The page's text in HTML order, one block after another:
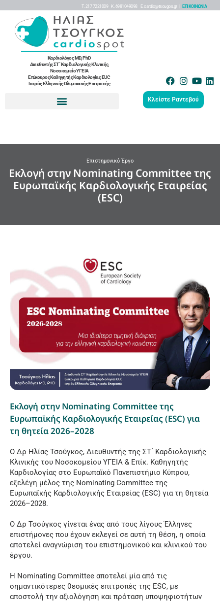
Τ. 217 7221009 K. 6981049098 Ε. cardio@tsougos.gr | ΕΠΙΚΟΙΝΩΝΙΑ
Καρδιολόγος MD, PhD
Διευθυντής ΣΤ΄ Καρδιολογικής Κλινικής,
Νοσοκομείο ΥΓΕΙΑ
Επίκουρος Καθηγητής Καρδιολογίας EUC
Ιατρός Ελληνικής Ολυμπιακής Επιτροπής
Κλείστε Ραντεβού
Επιστημονικό Έργο
Εκλογή στην Nominating Committee της
Ευρωπαϊκής Καρδιολογικής Εταιρείας
(ESC)
Εκλογή στην Nominating Committee της
Ευρωπαϊκής Καρδιολογικής Εταιρείας (ESC) για
τη θητεία 2026–2028
Ο Δρ Ηλίας Τσούγκος, Διευθυντής της ΣΤ΄ Καρδιολογικής
Κλινικής του Νοσοκομείου ΥΓΕΙΑ & Επίκ. Καθηγητής
Καρδιολογίας στο Ευρωπαϊκό Πανεπιστήμιο Κύπρου,
εξελέγη μέλος της Nominating Committee της
Ευρωπαϊκής Καρδιολογικής Εταιρείας (ESC) για τη θητεία
2026–2028.
Ο Δρ Τσούγκος γίνεται ένας από τους λίγους Έλληνες
επιστήμονες που έχουν εκλεγεί σε αυτή τη θέση, η οποία
αποτελεί αναγνώριση του επιστημονικού και κλινικού του
έργου.
Η Nominating Committee αποτελεί μία από τις
σημαντικότερες θεσμικές επιτροπές της ESC, με
αποστολή την αξιολόγηση και πρόταση υποψηφιοτήτων